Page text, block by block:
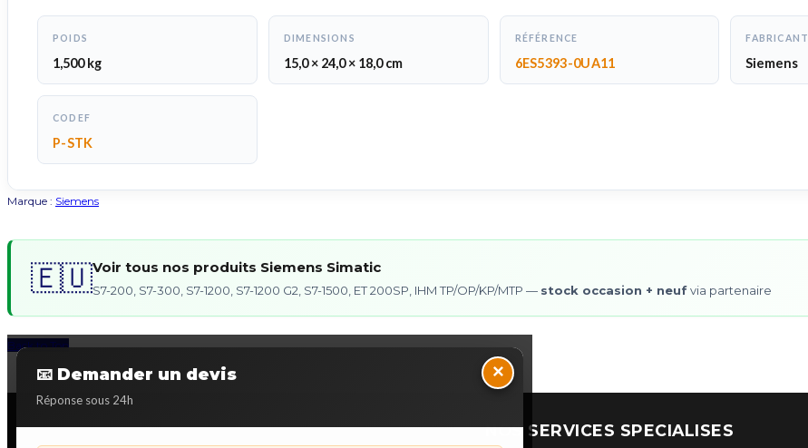
POIDS
1,500 kg
DIMENSIONS
15,0 × 24,0 × 18,0 cm
RÉFÉRENCE
6ES5393-0UA11
FABRICANT
Siemens
CODEF
P-STK
Marque : Siemens
🇪🇺Voir tous nos produits Siemens Simatic
S7-200, S7-300, S7-1200, S7-1200 G2, S7-1500, ET 200SP, IHM TP/OP/KP/MTP — stock occasion + neufvia partenaire
📧 Demander un devis
Réponse sous 24h
×
Back to Top
NOS SERVICES SPECIALISES